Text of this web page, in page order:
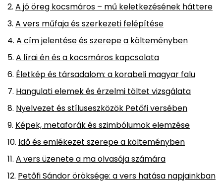
A jó öreg kocsmáros – mű keletkezésének háttere
A vers műfaja és szerkezeti felépítése
A cím jelentése és szerepe a költeményben
A lírai én és a kocsmáros kapcsolata
Életkép és társadalom: a korabeli magyar falu
Hangulati elemek és érzelmi töltet vizsgálata
Nyelvezet és stíluseszközök Petőfi versében
Képek, metaforák és szimbólumok elemzése
Idő és emlékezet szerepe a költeményben
A vers üzenete a ma olvasója számára
Petőfi Sándor öröksége: a vers hatása napjainkban